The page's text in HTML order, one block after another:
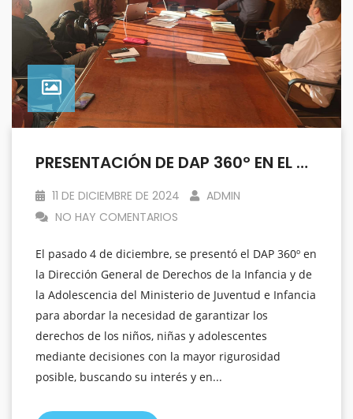
PRESENTACIÓN DE DAP 360º EN EL MINISTERIO DE JUVENTUD E INFANCIA
11 DE DICIEMBRE DE 2024
ADMIN
NO HAY COMENTARIOS
El pasado 4 de diciembre, se presentó el DAP 360º en
la Dirección General de Derechos de la Infancia y de
la Adolescencia del Ministerio de Juventud e Infancia
para abordar la necesidad de garantizar los
derechos de los niños, niñas y adolescentes
mediante decisiones con la mayor rigurosidad
posible, buscando su interés y en...